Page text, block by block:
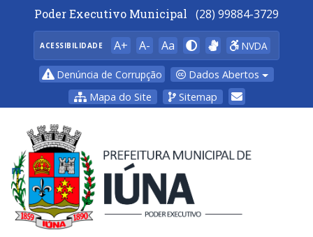
Poder Executivo Municipal (28) 99884-3729
ACESSIBILIDADE A+ A- Aa NVDA
Denúncia de Corrupção
Dados Abertos
Mapa do Site
Sitemap